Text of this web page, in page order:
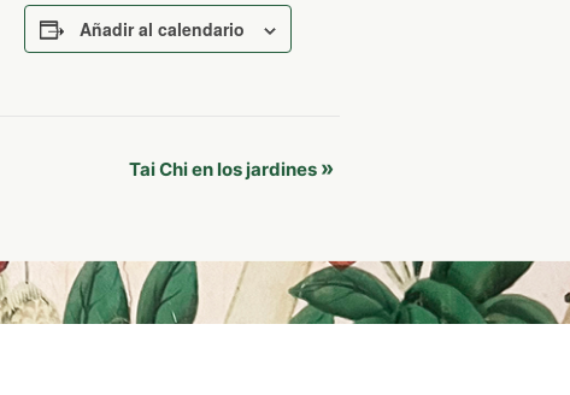
Añadir al calendario
Tai Chi en los jardines »